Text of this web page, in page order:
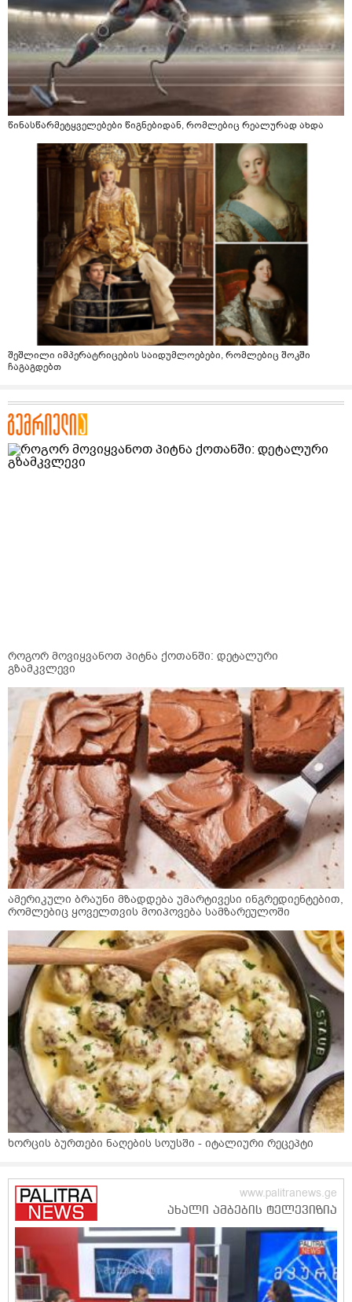
წინასწარმეტყველებები წიგნებიდან, რომლებიც რეალურად ახდა
შეშლილი იმპერატრიცების საიდუმლოებები, რომლებიც შოკში
ჩაგაგდებთ
როგორ მოვიყვანოთ პიტნა ქოთანში: დეტალური
გზამკვლევი
ამერიკული ბრაუნი მზადდება უმარტივესი ინგრედიენტებით,
რომლებიც ყოველთვის მოიპოვება სამზარეულოში
ხორცის ბურთები ნაღების სოუსში - იტალიური რეცეპტი